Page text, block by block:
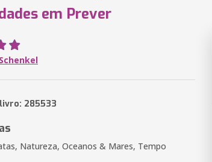
em Prever
285533
Natureza, Oceanos & Mares, Tempo